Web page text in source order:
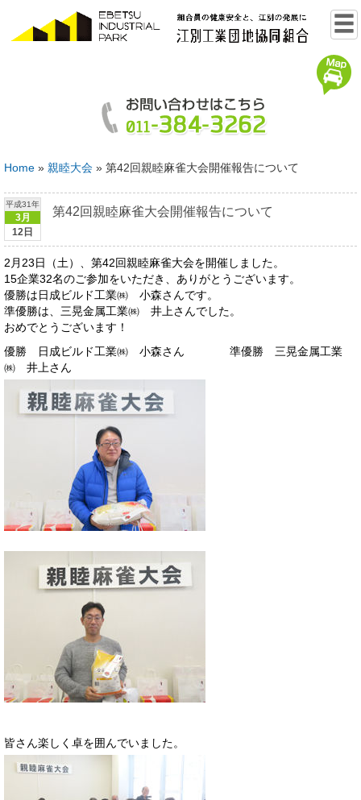
Home » 親睦大会 » 第42回親睦麻雀大会開催報告について
平成31年
3月
12日
第42回親睦麻雀大会開催報告について
2月23日（土）、第42回親睦麻雀大会を開催しました。
15企業32名のご参加をいただき、ありがとうございます。
優勝は日成ビルド工業㈱ 小森さんです。
準優勝は、三晃金属工業㈱ 井上さんでした。
おめでとうございます！
優勝 日成ビルド工業㈱ 小森さん 準優勝 三晃金属工業
㈱ 井上さん
皆さん楽しく卓を囲んでいました。